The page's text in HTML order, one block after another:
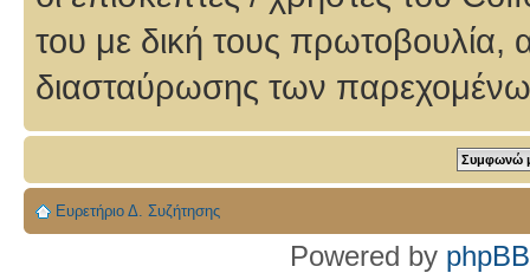
του με δική τους πρωτοβουλία,
διασταύρωσης των
Ευρετήριο Δ. Συζήτησης
Powered by phpBB